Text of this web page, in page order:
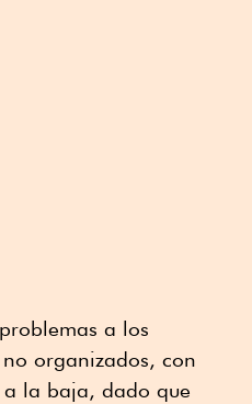
a los
organizados, con
la baja, dado que